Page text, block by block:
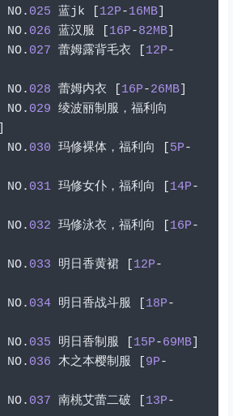
NO. 025 蓝jk 12P-16MB]
NO. 026 蓝汉服 16P-82MB]
NO. 027 蕾姆露背毛衣 12P-
NO. 028 蕾姆内衣 16P-26MB]
NO. 029 绫波丽制服，福利向
NO. 030 玛修裸体，福利向 5P-
NO. 031 玛修女仆，福利向 14P-
NO. 032 玛修泳衣，福利向 16P-
NO. 033 明日香黄裙 12P-
NO. 034 明日香战斗服 18P-
NO. 035 明日香制服 15P-69MB]
NO. 036 木之本樱制服 9P-
NO. 037 南桃艾蕾二破 13P-